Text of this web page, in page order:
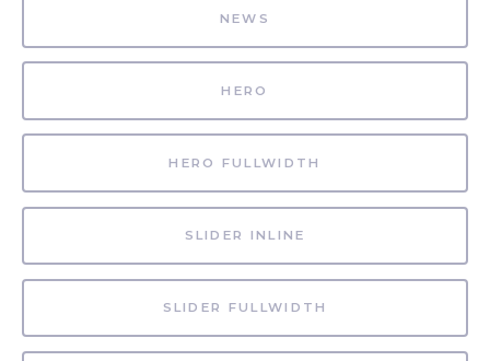
NEWS
HERO
HERO FULLWIDTH
SLIDER INLINE
SLIDER FULLWIDTH